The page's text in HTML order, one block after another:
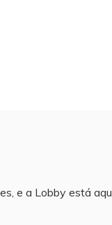
e a Lobby está